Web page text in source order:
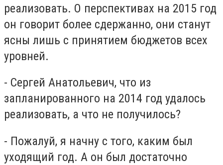
реализовать. О перспективах на 2015 год
он говорит более сдержанно, они станут
ясны лишь с принятием бюджетов всех
уровней.
- Сергей Анатольевич, что из
запланированного на 2014 год удалось
реализовать, а что не получилось?
- Пожалуй, я начну с того, каким был
уходящий год. А он был достаточно